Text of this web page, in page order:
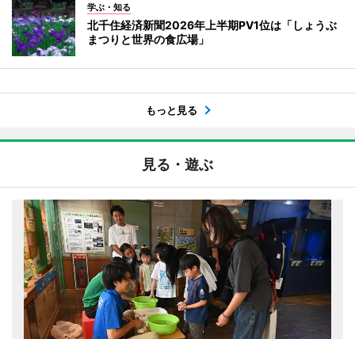
学ぶ・知る
北千住経済新聞2026年上半期PV1位は「しょうぶ
まつりと世界の食広場」
もっと見る
見る・遊ぶ